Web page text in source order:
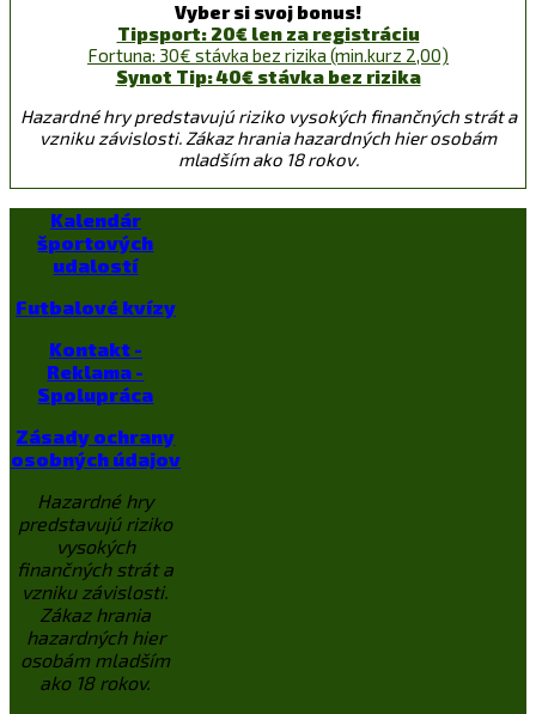
Vyber si svoj bonus!
Tipsport: 20€ len za registráciu
Fortuna: 30€ stávka bez rizika (min.kurz 2,00)
Synot Tip: 40€ stávka bez rizika
Hazardné hry predstavujú riziko vysokých finančných strát a
vzniku závislosti. Zákaz hrania hazardných hier osobám
mladším ako 18 rokov.
Kalendár
športových
udalostí
Futbalové kvízy
Kontakt -
Reklama -
Spolupráca
Zásady ochrany
osobných údajov
Hazardné hry
predstavujú riziko
vysokých
finančných strát a
vzniku závislosti.
Zákaz hrania
hazardných hier
osobám mladším
ako 18 rokov.